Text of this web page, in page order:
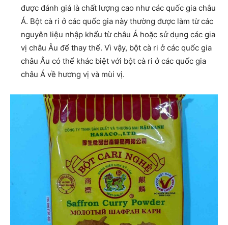
được đánh giá là chất lượng cao như các quốc gia châu
Á. Bột cà ri ở các quốc gia này thường được làm từ các
nguyên liệu nhập khẩu từ châu Á hoặc sử dụng các gia
vị châu Âu để thay thế. Vì vậy, bột cà ri ở các quốc gia
châu Âu có thể khác biệt với bột cà ri ở các quốc gia
châu Á về hương vị và mùi vị.